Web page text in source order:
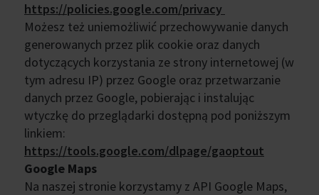
https://policies.google.com/privacy
Możesz też uniemożliwić przechowywanie danych
generowanych przez plik cookie oraz danych
dotyczących korzystania ze strony internetowej (w
tym adresu IP) przez Google oraz przetwarzanie
danych przez Google, pobierając i instalując
wtyczkę do przeglądarki dostępną pod poniższym
linkiem:
https://tools.google.com/dlpage/gaoptout
Google Maps
Na naszej stronie korzystamy z API Google Maps,